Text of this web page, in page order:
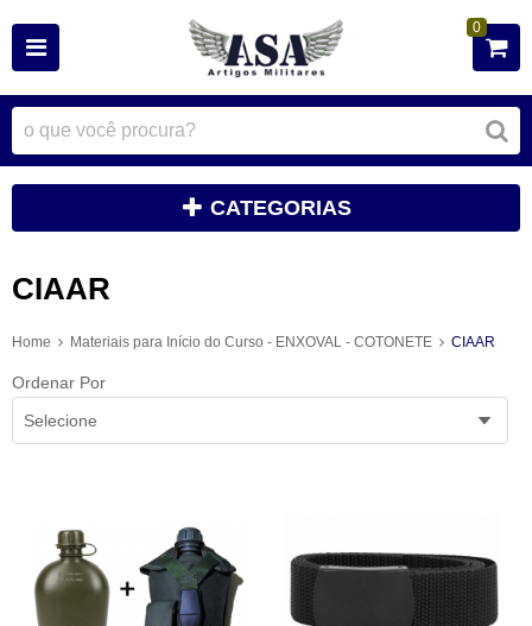
0
CATEGORIAS
CIAAR
Home Materiais para Início do Curso - ENXOVAL - COTONETE CIAAR
Ordenar Por
Selecione